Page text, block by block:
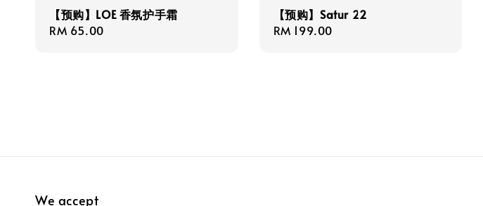
【预购】LOE 香氛护手霜
Regular
RM 65.00
【预购】Satur 22
Regular
RM 199.00
We accept